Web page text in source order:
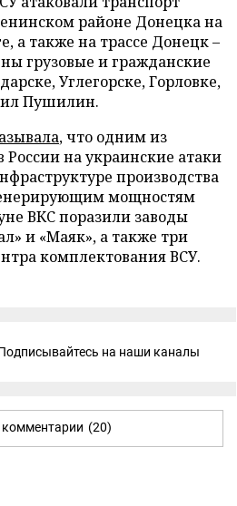
районе Донецка на
а также на трассе Донецк –
грузовые и гражданские
Углегорске, Горловке,
Пушилин.
, что одним из
России на украинские атаки
производства
мощностям
ВКС поразили заводы
и «Маяк», а также три
комплектования ВСУ.
на наши каналы
комментарии (20)